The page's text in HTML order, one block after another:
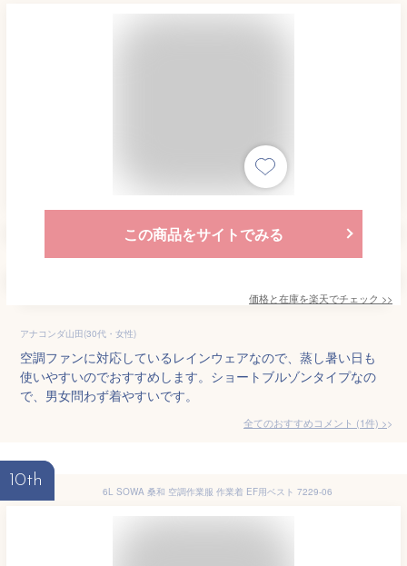
この商品をサイトでみる
価格と在庫を楽天でチェック >>
アナコンダ山田(30代・女性)
空調ファンに対応しているレインウェアなので、蒸し暑い日も
使いやすいのでおすすめします。ショートブルゾンタイプなの
で、男女問わず着やすいです。
全てのおすすめコメント (1件) >
10th
6L SOWA 桑和 空調作業服 作業着 EF用ベスト 7229-06